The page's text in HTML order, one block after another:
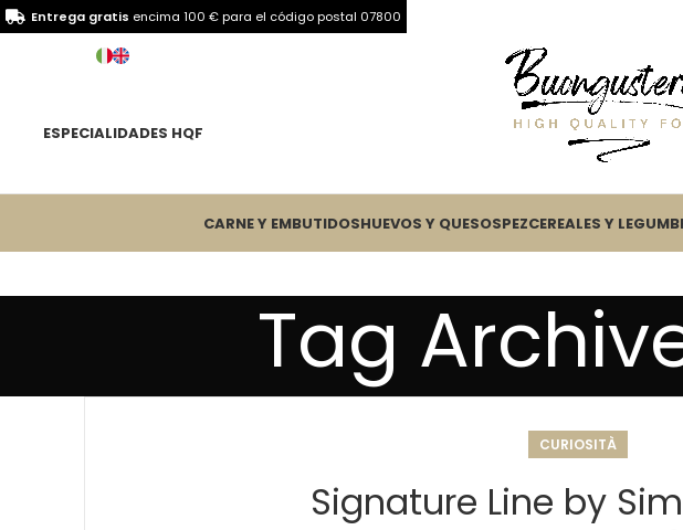
ESPECIALIDADES HQF
CARNE Y EMBUTIDOSHUEVOS Y QUESOSPEZCEREALES Y
Tag
CURIOSITÀ
Signature Line by
Entrega gratis encima 100 € para el código postal 07800